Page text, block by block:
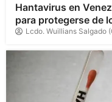
Hantavirus en
para protegerse de
Lcdo. Wuillians Salgado